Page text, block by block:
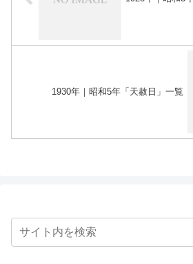
1930年｜昭和5年「天赦日」一覧